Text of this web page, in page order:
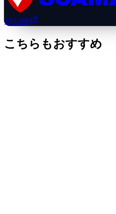
100/100
こちらもおすすめ